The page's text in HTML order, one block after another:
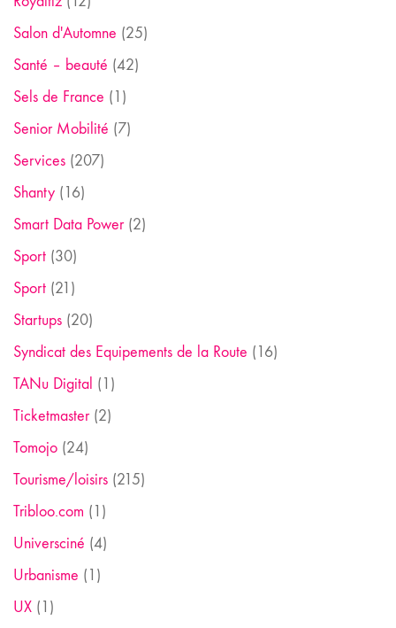
Salon d'Automne (25)
Santé – beauté (42)
Sels de France (1)
Senior Mobilité (7)
Services (207)
Shanty (16)
Smart Data Power(2)
Sport (30)
Sport (21)
Startups (20)
Syndicat des Equipements de la Route (16)
TANu Digital (1)
Ticketmaster(2)
Tomojo (24)
Tourisme/loisirs (215)
Tribloo.com (1)
Universciné (4)
Urbanisme (1)
UX (1)